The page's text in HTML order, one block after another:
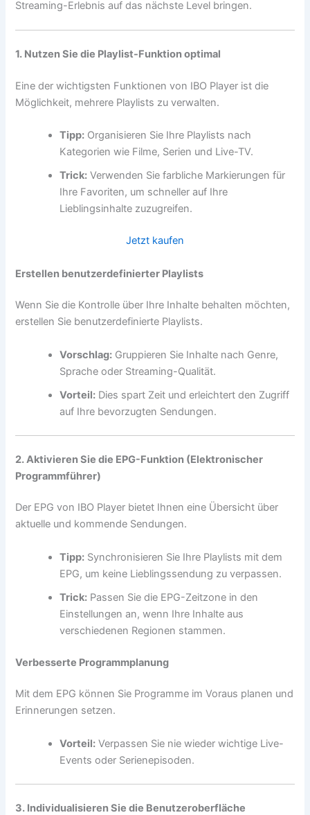
Streaming-Erlebnis auf das nächste Level bringen.
1. Nutzen Sie die Playlist-Funktion optimal
Eine der wichtigsten Funktionen von IBO Player ist die
Möglichkeit, mehrere Playlists zu verwalten.
Tipp: Organisieren Sie Ihre Playlists nach
Kategorien wie Filme, Serien und Live-TV.
Trick: Verwenden Sie farbliche Markierungen für
Ihre Favoriten, um schneller auf Ihre
Lieblingsinhalte zuzugreifen.
Jetzt kaufen
Erstellen benutzerdefinierter Playlists
Wenn Sie die Kontrolle über Ihre Inhalte behalten möchten,
erstellen Sie benutzerdefinierte Playlists.
Vorschlag: Gruppieren Sie Inhalte nach Genre,
Sprache oder Streaming-Qualität.
Vorteil: Dies spart Zeit und erleichtert den Zugriff
auf Ihre bevorzugten Sendungen.
2. Aktivieren Sie die EPG-Funktion (Elektronischer
Programmführer)
Der EPG von IBO Player bietet Ihnen eine Übersicht über
aktuelle und kommende Sendungen.
Tipp: Synchronisieren Sie Ihre Playlists mit dem
EPG, um keine Lieblingssendung zu verpassen.
Trick: Passen Sie die EPG-Zeitzone in den
Einstellungen an, wenn Ihre Inhalte aus
verschiedenen Regionen stammen.
Verbesserte Programmplanung
Mit dem EPG können Sie Programme im Voraus planen und
Erinnerungen setzen.
Vorteil: Verpassen Sie nie wieder wichtige Live-
Events oder Serienepisoden.
3. Individualisieren Sie die Benutzeroberfläche